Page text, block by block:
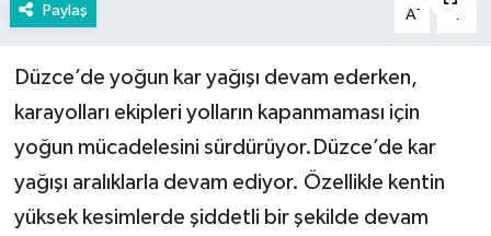
Paylaş A-
Düzce’de yoğun kar yağışı devam ederken,
karayolları ekipleri yolların kapanmaması için
yoğun mücadelesini sürdürüyor.Düzce’de kar
yağışı aralıklarla devam ediyor. Özellikle kentin
yüksek kesimlerde şiddetli bir şekilde devam